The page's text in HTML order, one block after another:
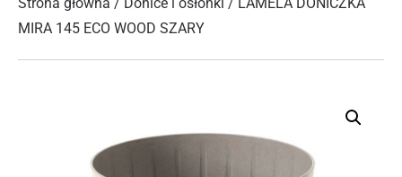
MIRA 145 ECO WOOD SZARY